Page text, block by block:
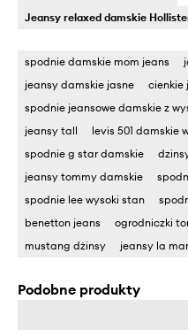
Jeansy relaxed damskie
spodnie damskie mom jeans
jeansy damskie jasne
cienkie
spodnie jeansowe damskie z
jeansy tall
levis 501 damskie
spodnie g star damskie
jeansy tommy damskie
spodnie lee wysoki stan
benetton jeans
ogrodniczki
mustang dżinsy
jeansy la
Podobne produkty